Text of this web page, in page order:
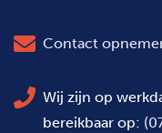
Contact
Wij zijn op
bereikbaar op: